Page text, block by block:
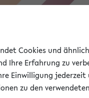
Forschung
Cookies und
Ihre Erfahrung zu
Einwilligung
zu den